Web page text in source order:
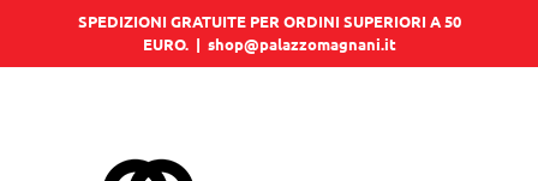
SPEDIZIONI GRATUITE PER ORDINI SUPERIORI A 50
EURO. | shop@palazzomagnani.it